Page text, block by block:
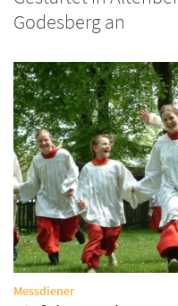
Godesberg an
Messdiener: